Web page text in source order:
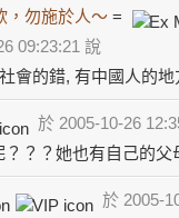
，勿施於人～ =
09:23:21 說
會的錯, 有中國人的
於 2005-10-26
？？她也有自己的父
於 2005-